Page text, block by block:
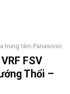
trung tâm Panasonic
FSV
Thổi –